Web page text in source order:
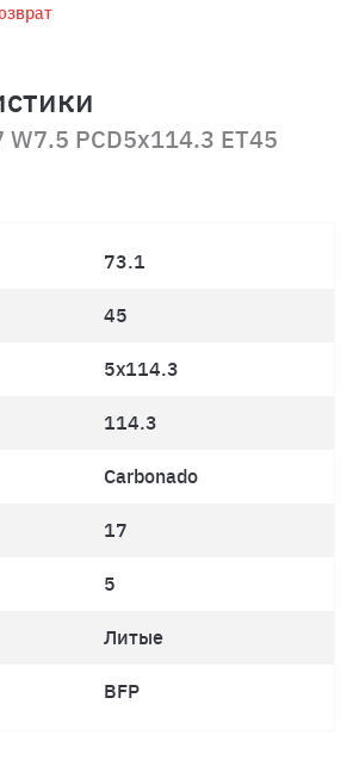
W7.5 PCD5x114.3 ET45
73.1
45
5x114.3
114.3
Carbonado
17
5
Литые
BFP